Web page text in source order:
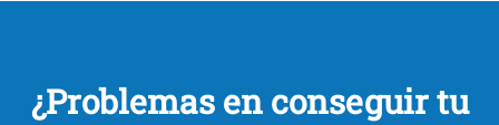
¿Problemas en conseguir tu